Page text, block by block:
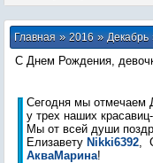
Главная»2016 » Декабрь
С Днем Рождения,
Сегодня мы отмечаем
у трех наших
Мы от всей души
Елизавету Nikki6392,
АкваМарина!